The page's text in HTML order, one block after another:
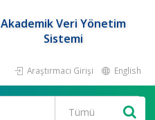
Akademik Veri Yönetim
Sistemi
Araştırmacı Girişi English